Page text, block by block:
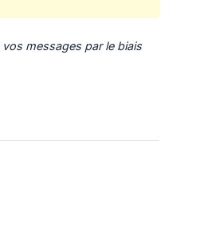
messages par le biais